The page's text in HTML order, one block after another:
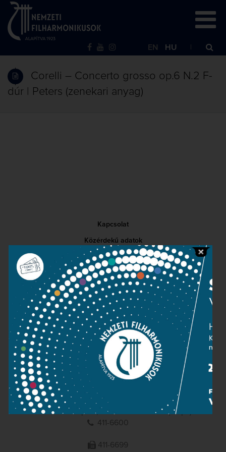
EN HU
Corelli – Concerto grosso op.6 N.2 F-
dúr | Peters (zenekari anyag)
Kapcsolat
Közérdekű adatok
Sajtószoba
Adatvédelem
Impresszum
NEMZETI
FILHARMONIKUSOK
1095 Budapest, Komor Marcell u. 1. (Müpa)
411-6600
411-6699